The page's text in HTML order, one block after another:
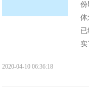
份
体
实
2020-04-10 06:36:18